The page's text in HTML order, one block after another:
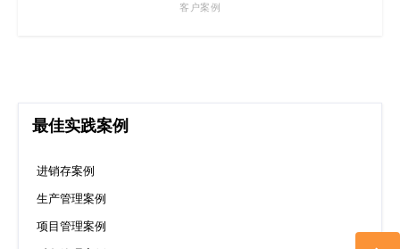
客户案例
最佳实践案例
进销存案例
生产管理案例
项目管理案例